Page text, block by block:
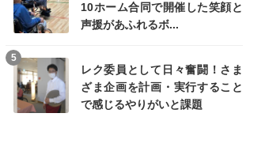
10ホーム合同で開催した笑顔と
声援があふれるボ...
レク委員として日々奮闘！さま
ざま企画を計画・実行すること
で感じるやりがいと課題
5